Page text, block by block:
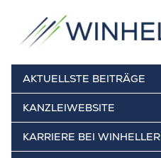
AKTUELLSTE BEITRÄGE
KANZLEIWEBSITE
KARRIERE BEI WINHELLER